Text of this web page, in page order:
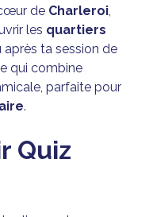
de Charleroi,
les quartiers
ta session de
qui combine
parfaite pour
.
Quiz